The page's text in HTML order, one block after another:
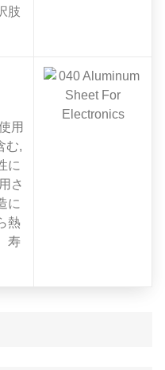
肢
用
む,
に
さ
に
熱
寿